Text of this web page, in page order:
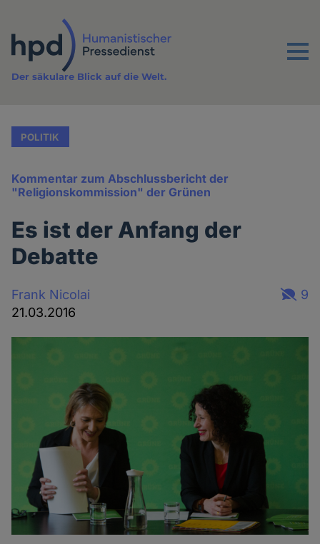
Inhalt
Menu
Der säkulare Blick auf die Welt.
POLITIK
Kommentar zum Abschlussbericht der
"Religionskommission" der Grünen
Es ist der Anfang der
Debatte
Frank Nicolai
21.03.2016
9